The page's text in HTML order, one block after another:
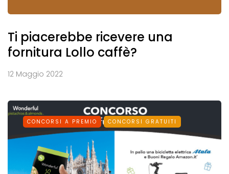
Ti piacerebbe ricevere una
fornitura Lollo caffè?
12 Maggio 2022
CONCORSI A PREMIO CONCORSI GRATUITI